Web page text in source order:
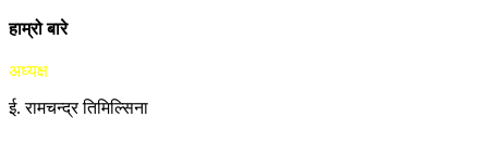
हाम्रो बारे
अध्यक्ष
ई. रामचन्द्र तिमिल्सिना